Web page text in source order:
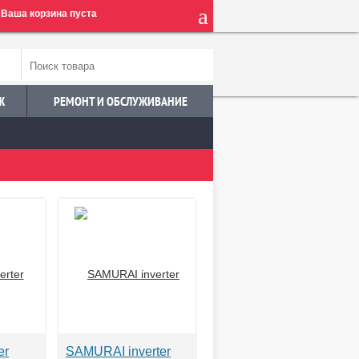
Ваша корзина пуста
РЕМОНТ И ОБСЛУЖИВАНИЕ
SAMURAI inverter